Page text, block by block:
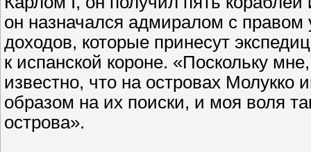
он назначался адмиралом с
доходов, которые принесут
к испанской короне. «Поскольку
известно, что на островах
образом на их поиски, и моя воля
острова».